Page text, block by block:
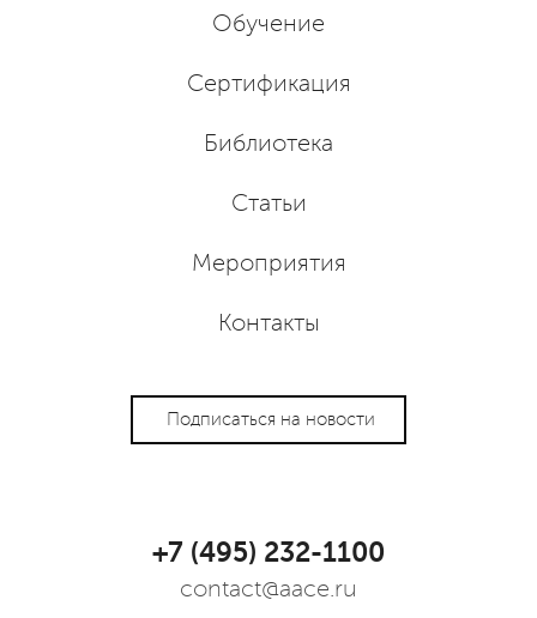
Обучение
Сертификация
Библиотека
Статьи
Мероприятия
Контакты
Подписаться на новости
+7 (495) 232-1100
contact@aace.ru